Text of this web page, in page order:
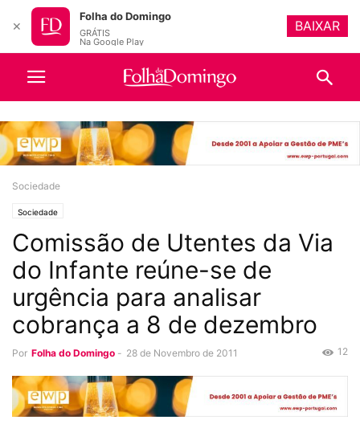
Sociedade
Sociedade
Comissão de Utentes da Via
do Infante reúne-se de
urgência para analisar
cobrança a 8 de dezembro
Por Folha do Domingo - 28 de Novembro de 2011 12
✕
Folha do Domingo
GRÁTIS
Na Google Play
BAIXAR